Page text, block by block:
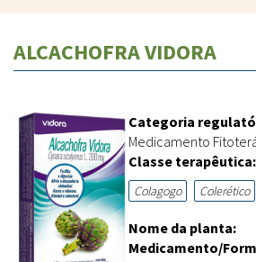
ALCACHOFRA VIDORA
Categoria
Medicamento
Classe terapêutica:
Colagogo Colerético
Nome da planta:
Medicamento/